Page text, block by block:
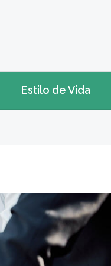
Estilo de Vida